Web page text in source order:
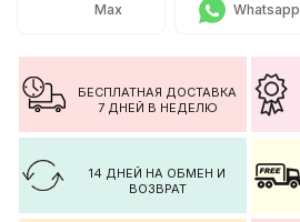
Max Whatsapp
БЕСПЛАТНАЯ ДОСТАВКА
7 ДНЕЙ В НЕДЕЛЮ
14 ДНЕЙ НА ОБМЕН И
ВОЗВРАТ